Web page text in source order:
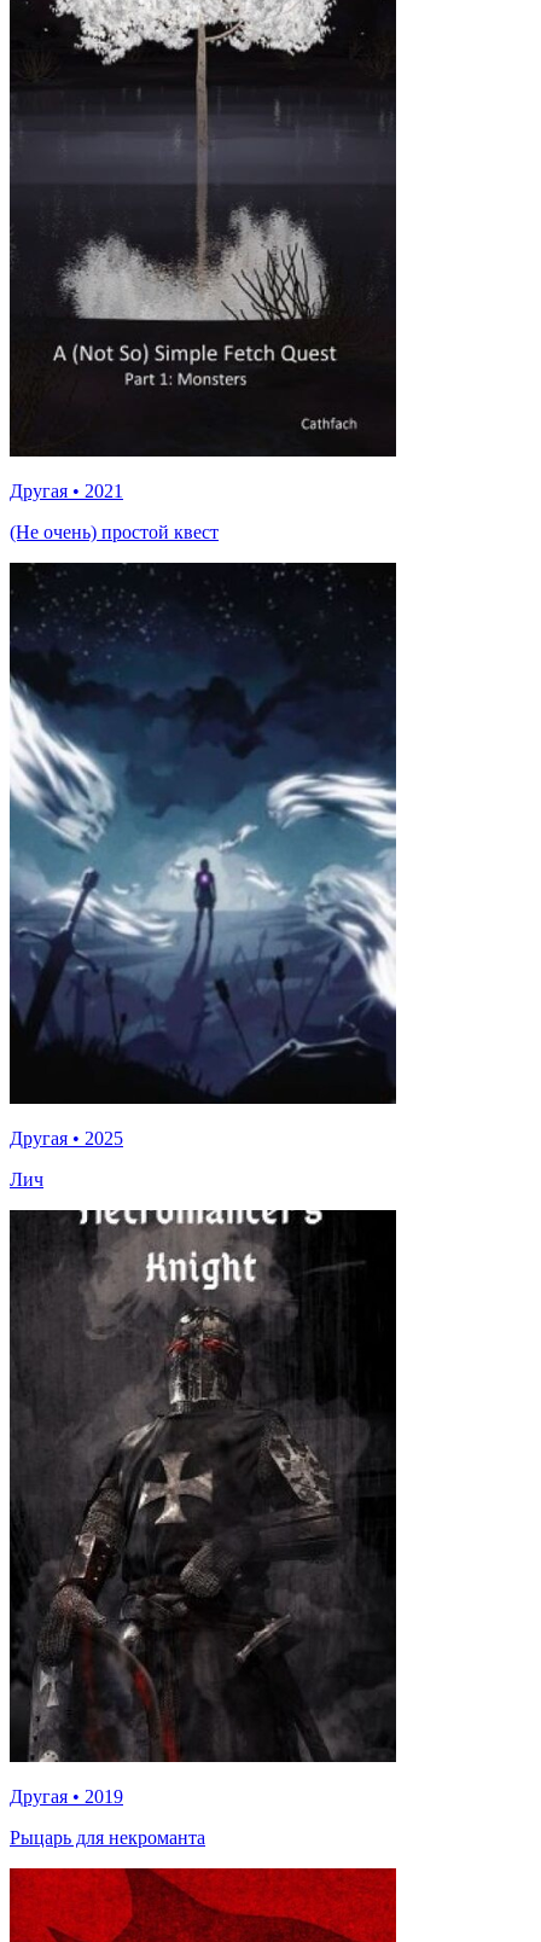
Другая • 2021
(Не очень) простой квест
Другая • 2025
Лич
Другая • 2019
Рыцарь для некроманта